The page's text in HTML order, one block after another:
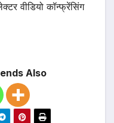
वीडियो कॉन्फ्रेंसिंग
Also